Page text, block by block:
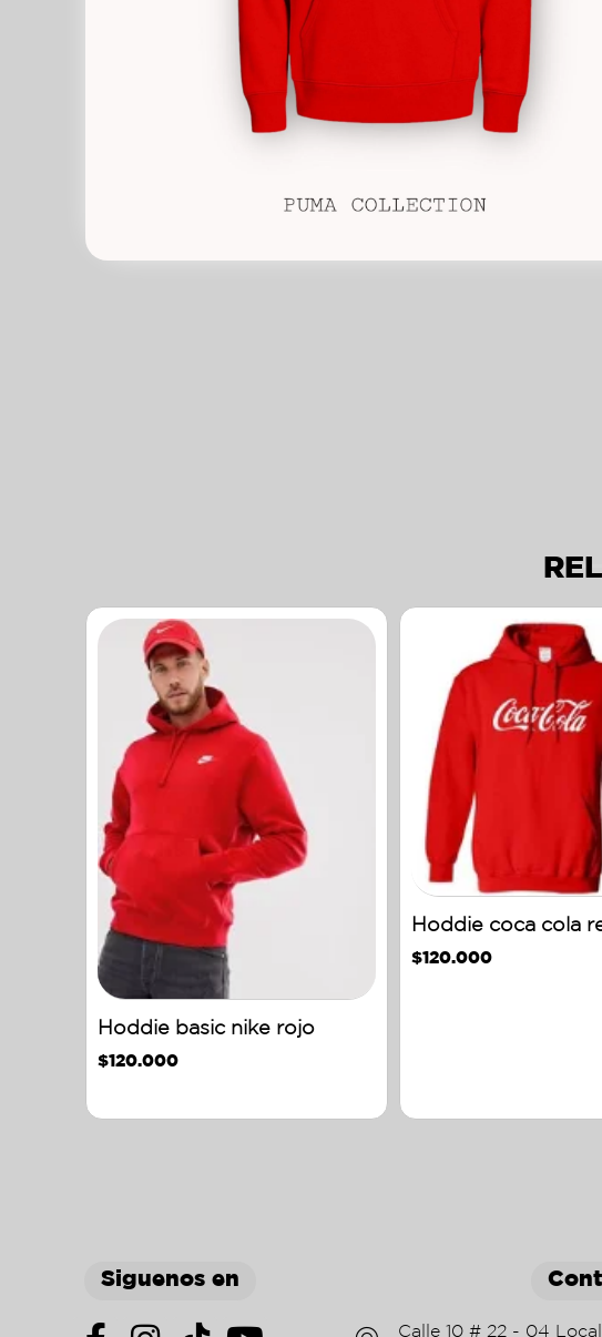
Hoddie basic nike rojo
$120.000
Hoddie coca cola
$120.000
Siguenos en
Calle 10 # 22 - 04